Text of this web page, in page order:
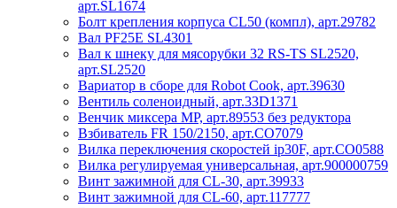
арт.SL1674
Болт крепления корпуса CL50 (компл), арт.29782
Вал PF25E SL4301
Вал к шнеку для мясорубки 32 RS-TS SL2520,
арт.SL2520
Вариатор в сборе для Robot Cook, арт.39630
Вентиль соленоидный, арт.33D1371
Венчик миксера MP, арт.89553 без редуктора
Взбиватель FR 150/2150, арт.CO7079
Вилка переключения скоростей ip30F, арт.CO0588
Вилка регулируемая универсальная, арт.900000759
Винт зажимной для CL-30, арт.39933
Винт зажимной для CL-60, арт.117777